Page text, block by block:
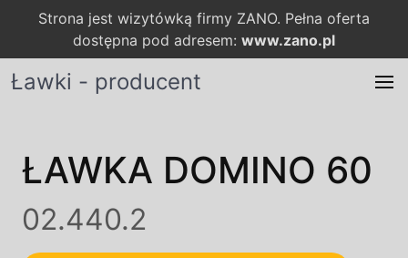
Strona jest wizytówką firmy ZANO. Pełna oferta
dostępna pod adresem: www.zano.pl
Ławki - producent
ŁAWKA DOMINO 60
02.440.2